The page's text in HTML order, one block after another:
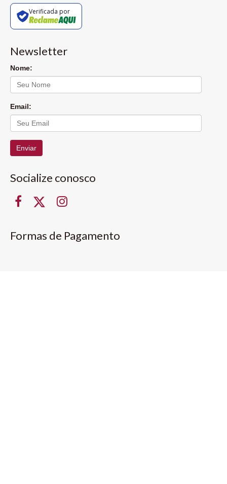
Verificada por
Newsletter
Nome:
Email:
Enviar
Socialize conosco
Formas de Pagamento